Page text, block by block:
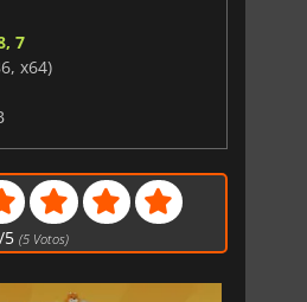
15.48
7
x64)
/5 (5 Votos)